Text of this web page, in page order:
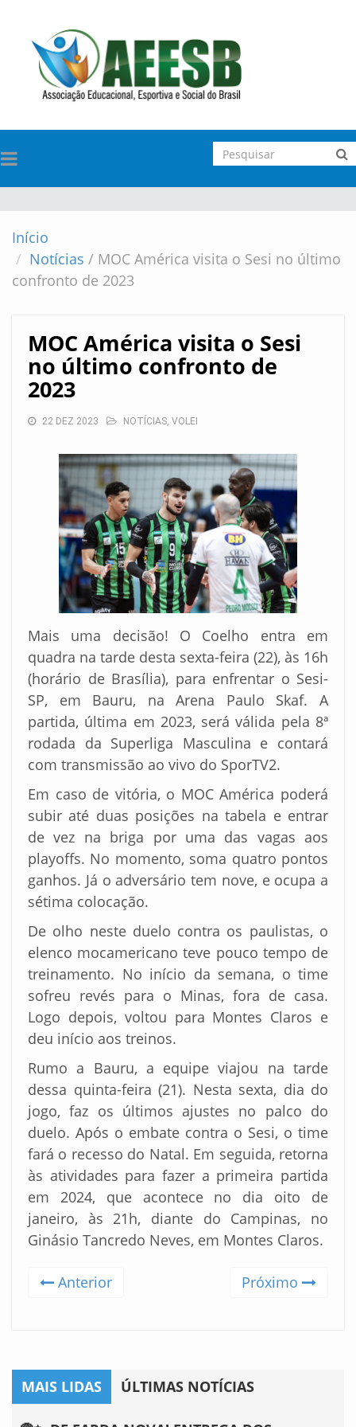
TOGGLE
NAVIGATION
Início
Notícias / MOC América visita o Sesi no último
confronto de 2023
MOC América visita o Sesi
no último confronto de
2023
22 DEZ 2023 NOTÍCIAS, VOLEI
Mais uma decisão! O Coelho entra em
quadra na tarde desta sexta-feira (22), às 16h
(horário de Brasília), para enfrentar o Sesi-
SP, em Bauru, na Arena Paulo Skaf. A
partida, última em 2023, será válida pela 8ª
rodada da Superliga Masculina e contará
com transmissão ao vivo do SporTV2.
Em caso de vitória, o MOC América poderá
subir até duas posições na tabela e entrar
de vez na briga por uma das vagas aos
playoffs. No momento, soma quatro pontos
ganhos. Já o adversário tem nove, e ocupa a
sétima colocação.
De olho neste duelo contra os paulistas, o
elenco mocamericano teve pouco tempo de
treinamento. No início da semana, o time
sofreu revés para o Minas, fora de casa.
Logo depois, voltou para Montes Claros e
deu início aos treinos.
Rumo a Bauru, a equipe viajou na tarde
dessa quinta-feira (21). Nesta sexta, dia do
jogo, faz os últimos ajustes no palco do
duelo. Após o embate contra o Sesi, o time
fará o recesso do Natal. Em seguida, retorna
às atividades para fazer a primeira partida
em 2024, que acontece no dia oito de
janeiro, às 21h, diante do Campinas, no
Ginásio Tancredo Neves, em Montes Claros.
Anterior Próximo
MAIS LIDAS ÚLTIMAS NOTÍCIAS